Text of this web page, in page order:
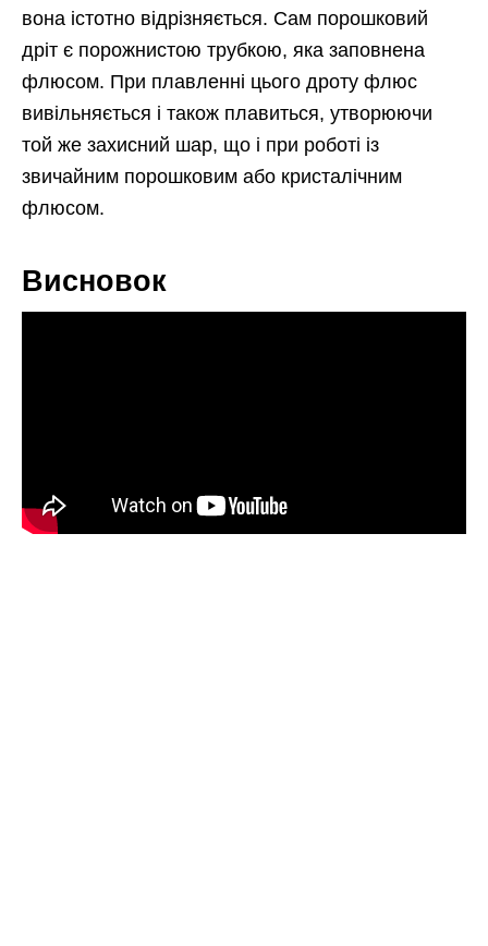
вона істотно відрізняється. Сам порошковий
дріт є порожнистою трубкою, яка заповнена
флюсом. При плавленні цього дроту флюс
вивільняється і також плавиться, утворюючи
той же захисний шар, що і при роботі із
звичайним порошковим або кристалічним
флюсом.
Висновок